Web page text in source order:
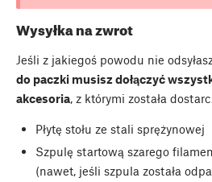
Wysyłka na zwrot
Jeśli z jakiegoś powodu nie
do paczki musisz dołączyć
akcesoria, z którymi została
Płytę stołu ze stali sprężynowej
Szpulę startową szarego
(nawet, jeśli szpula została